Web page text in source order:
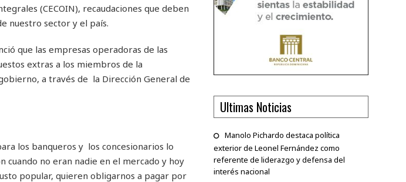
(CECOIN), recaudaciones que deben
nuestro sector y el país.
que las empresas operadoras de las
extras a los miembros de la
a través de la Dirección General de
los banqueros y los concesionarios lo
cuando no eran nadie en el mercado y hoy
popular, quieren obligarnos a pagar por
Ultimas Noticias
Manolo Pichardo destaca política
exterior de Leonel Fernández como
referente de liderazgo y defensa del
interés nacional